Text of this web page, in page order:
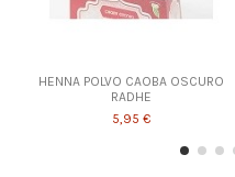
HENNA POLVO CAOBA OSCURO
RADHE
5,95 €